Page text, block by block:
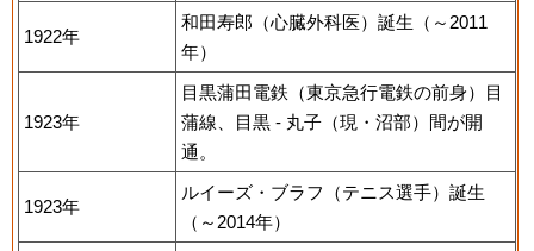
1922年
和田寿郎（心臓外科医）誕生（～2011
年）
1923年
目黒蒲田電鉄（東京急行電鉄の前身）目
蒲線、目黒 - 丸子（現・沼部）間が開
通。
1923年
ルイーズ・ブラフ（テニス選手）誕生
（～2014年）